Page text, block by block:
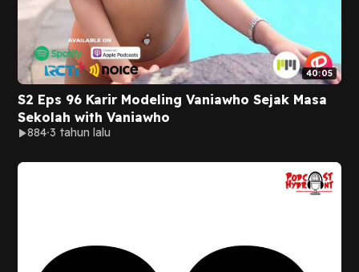
40:05
S2 Eps 96 Karir Modeling Vaniawho Sejak Masa
Sekolah with Vaniawho
884 3 tahun lalu